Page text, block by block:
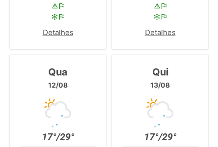
Detalhes Detalhes
Qua
12/08
17°/29°
Qui
13/08
17°/29°